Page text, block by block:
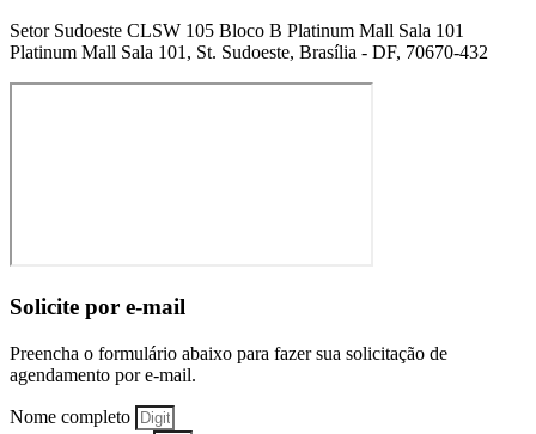
Setor Sudoeste CLSW 105 Bloco B Platinum Mall Sala 101
Platinum Mall Sala 101, St. Sudoeste, Brasília - DF, 70670-432
Solicite por e-mail
Preencha o formulário abaixo para fazer sua solicitação de
agendamento por e-mail.
Nome completo